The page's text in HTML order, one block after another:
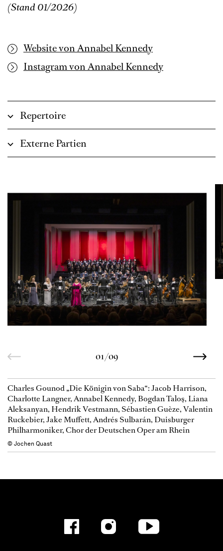
(Stand 01/2026)
Website von Annabel Kennedy
Instagram von Annabel Kennedy
Repertoire
Externe Partien
01/09
Charles Gounod „Die Königin von Saba“: Jacob Harrison,
Charlotte Langner, Annabel Kennedy, Bogdan Taloş, Liana
Aleksanyan, Hendrik Vestmann, Sébastien Guèze, Valentin
Ruckebier, Jake Muffett, Andrés Sulbarán, Duisburger
Philharmoniker, Chor der Deutschen Oper am Rhein
© Jochen Quast